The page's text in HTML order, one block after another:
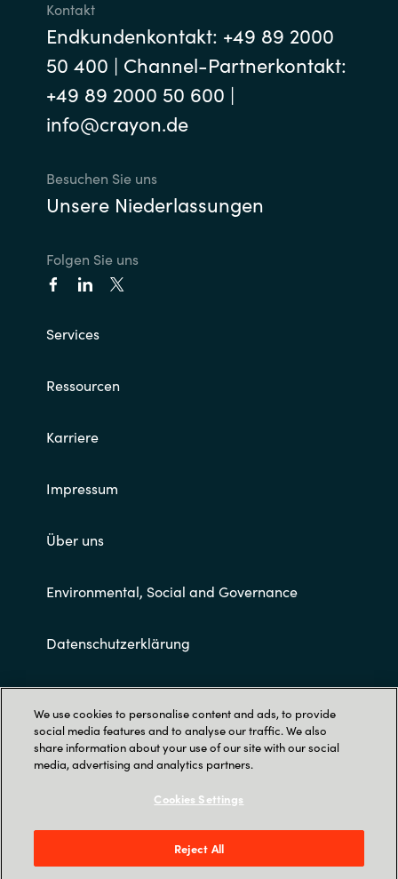
Kontakt
Endkundenkontakt: +49 89 2000
50 400 | Channel-Partnerkontakt:
+49 89 2000 50 600 |
info@crayon.de
Besuchen Sie uns
Unsere Niederlassungen
Folgen Sie uns
Services
Ressourcen
Karriere
Impressum
Über uns
Environmental, Social and Governance
Datenschutzerklärung
Allgemeine Geschäftsbedingungen
Crayon Deutschland GmbH |
We use cookies to personalise content and ads, to provide
social media features and to analyse our traffic. We also
share information about your use of our site with our social
media, advertising and analytics partners.
Cookies Settings
Reject All